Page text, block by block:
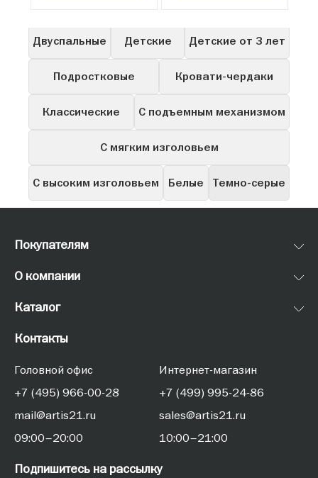
Двуспальные Детские Детские от 3 лет
Подростковые Кровати-чердаки
Классические С подъемным механизмом
С мягким изголовьем
С высоким изголовьем Белые Темно-серые
Покупателям
О компании
Каталог
Контакты
Головной офис
+7 (495) 966-00-28
mail@artis21.ru
09:00–20:00
Интернет-магазин
+7 (499) 995-24-86
sales@artis21.ru
10:00–21:00
Подпишитесь на рассылку